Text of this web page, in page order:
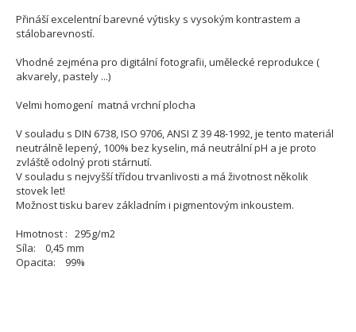
Přináší excelentní barevné výtisky s vysokým kontrastem a
stálobarevností.
Vhodné zejména pro digitální fotografii, umělecké reprodukce (
akvarely, pastely ...)
Velmi homogení matná vrchní plocha
V souladu s DIN 6738, ISO 9706, ANSI Z 39 48-1992, je tento materiál
neutrálně lepený, 100% bez kyselin, má neutrální pH a je proto
zvláště odolný proti stárnutí.
V souladu s nejvyšší třídou trvanlivosti a má životnost několik
stovek let!
Možnost tisku barev základním i pigmentovým inkoustem.
Hmotnost : 295g/m2
Síla: 0,45 mm
Opacita: 99%